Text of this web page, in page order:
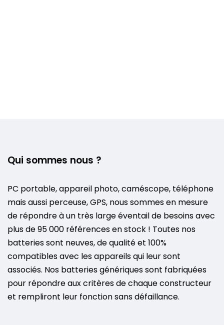
Qui sommes nous ?
PC portable, appareil photo, caméscope, téléphone
mais aussi perceuse, GPS, nous sommes en mesure
de répondre à un très large éventail de besoins avec
plus de 95 000 références en stock ! Toutes nos
batteries sont neuves, de qualité et 100%
compatibles avec les appareils qui leur sont
associés. Nos batteries génériques sont fabriquées
pour répondre aux critères de chaque constructeur
et rempliront leur fonction sans défaillance.